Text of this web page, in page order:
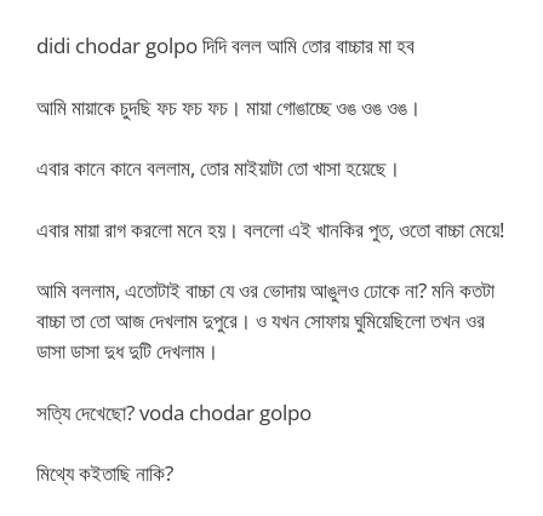
didi chodar golpo দিদি বলল আমি তোর বাচ্চার মা হব
আমি মায়াকে চুদছি ফচ ফচ ফচ। মায়া গোঙাচ্ছে ওঙ ওঙ ওঙ।
এবার কানে কানে বললাম, তোর মাইয়াটা তো খাসা হয়েছে।
এবার মায়া রাগ করলো মনে হয়। বললো এই খানকির পুত, ওতো বাচ্চা মেয়ে!
আমি বললাম, এতোটাই বাচ্চা যে ওর ভোদায় আঙুলও ঢোকে না? মনি কতটা
বাচ্চা তা তো আজ দেখলাম দুপুরে। ও যখন সোফায় ঘুমিয়েছিলো তখন ওর
ডাসা ডাসা দুধ দুটি দেখলাম।
সত্যি দেখেছো? voda chodar golpo
মিথ্যে কইতাছি নাকি?